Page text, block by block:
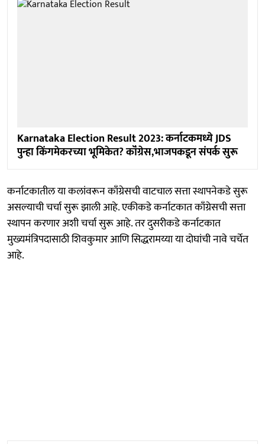
Karnataka Election Result 2023: कर्नाटकमध्ये JDS
पुन्हा किंगमेकरच्या भूमिकेत? कॉंग्रेस,भाजपकडून संपर्क सुरू
कर्नाटकातील या कलांवरून काँग्रेसची वाटचाल सत्ता स्थापनेकडे सुरू
असल्याची चर्चा सुरू झाली आहे. एकीकडे कर्नाटकात काँग्रेसची सत्ता
स्थापन करणार अशी चर्चा सुरू आहे. तर दुसरीकडे कर्नाटकात
मुख्यमंत्रिपदासाठी शिवकुमार आणि सिद्धरामय्या या दोघांची नावे चर्चेत
आहे.